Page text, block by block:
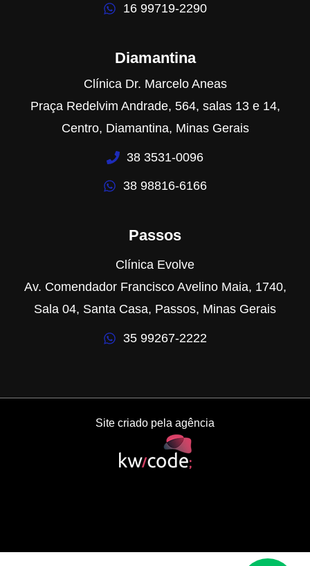
16 99719-2290
Diamantina
Clínica Dr. Marcelo Aneas
Praça Redelvim Andrade, 564, salas 13 e 14,
Centro, Diamantina, Minas Gerais
38 3531-0096
38 98816-6166
Passos
Clínica Evolve
Av. Comendador Francisco Avelino Maia, 1740,
Sala 04, Santa Casa, Passos, Minas Gerais
35 99267-2222
Site criado pela agência